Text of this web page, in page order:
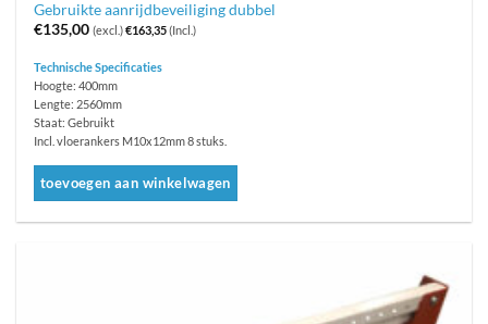
Gebruikte aanrijdbeveiliging dubbel
€135,00 (excl.)€163,35(Incl.)
Technische Specificaties
Hoogte: 400mm
Lengte: 2560mm
Staat: Gebruikt
Incl. vloerankers M10x12mm 8 stuks.
toevoegen aan winkelwagen